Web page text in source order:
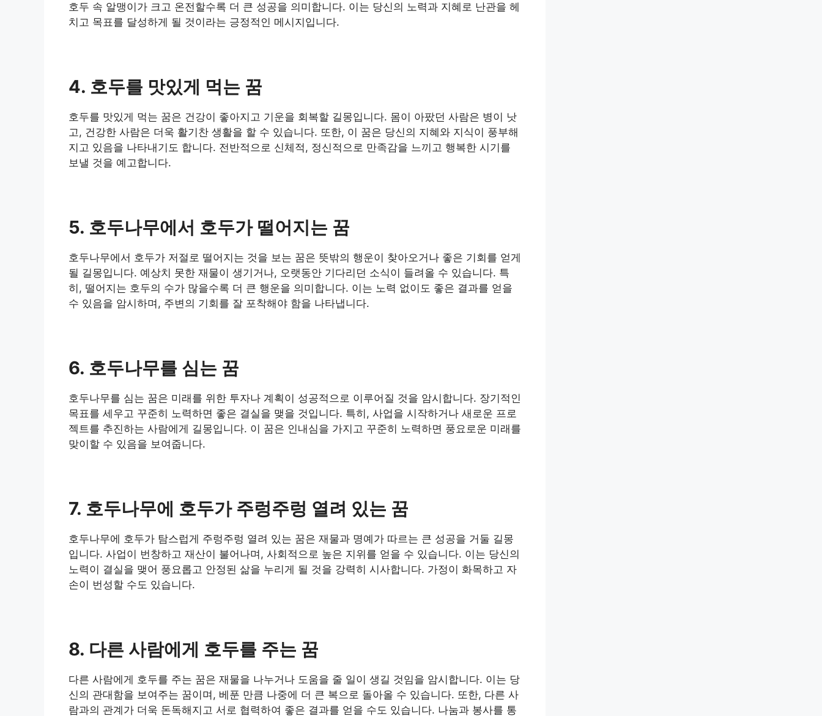
호두 속 알맹이가 크고 온전할수록 더 큰 성공을 의미합니다. 이는 당신의 노력과 지혜로 난관을 헤
치고 목표를 달성하게 될 것이라는 긍정적인 메시지입니다.
4. 호두를 맛있게 먹는 꿈
​호두를 맛있게 먹는 꿈은 건강이 좋아지고 기운을 회복할 길몽입니다. 몸이 아팠던 사람은 병이 낫
고, 건강한 사람은 더욱 활기찬 생활을 할 수 있습니다. 또한, 이 꿈은 당신의 지혜와 지식이 풍부해
지고 있음을 나타내기도 합니다. 전반적으로 신체적, 정신적으로 만족감을 느끼고 행복한 시기를
보낼 것을 예고합니다.
5. 호두나무에서 호두가 떨어지는 꿈
​호두나무에서 호두가 저절로 떨어지는 것을 보는 꿈은 뜻밖의 행운이 찾아오거나 좋은 기회를 얻게
될 길몽입니다. 예상치 못한 재물이 생기거나, 오랫동안 기다리던 소식이 들려올 수 있습니다. 특
히, 떨어지는 호두의 수가 많을수록 더 큰 행운을 의미합니다. 이는 노력 없이도 좋은 결과를 얻을
수 있음을 암시하며, 주변의 기회를 잘 포착해야 함을 나타냅니다.
​6. 호두나무를 심는 꿈
​호두나무를 심는 꿈은 미래를 위한 투자나 계획이 성공적으로 이루어질 것을 암시합니다. 장기적인
목표를 세우고 꾸준히 노력하면 좋은 결실을 맺을 것입니다. 특히, 사업을 시작하거나 새로운 프로
젝트를 추진하는 사람에게 길몽입니다. 이 꿈은 인내심을 가지고 꾸준히 노력하면 풍요로운 미래를
맞이할 수 있음을 보여줍니다.
7. 호두나무에 호두가 주렁주렁 열려 있는 꿈
​호두나무에 호두가 탐스럽게 주렁주렁 열려 있는 꿈은 재물과 명예가 따르는 큰 성공을 거둘 길몽
입니다. 사업이 번창하고 재산이 불어나며, 사회적으로 높은 지위를 얻을 수 있습니다. 이는 당신의
노력이 결실을 맺어 풍요롭고 안정된 삶을 누리게 될 것을 강력히 시사합니다. 가정이 화목하고 자
손이 번성할 수도 있습니다.
8. 다른 사람에게 호두를 주는 꿈
​다른 사람에게 호두를 주는 꿈은 재물을 나누거나 도움을 줄 일이 생길 것임을 암시합니다. 이는 당
신의 관대함을 보여주는 꿈이며, 베푼 만큼 나중에 더 큰 복으로 돌아올 수 있습니다. 또한, 다른 사
람과의 관계가 더욱 돈독해지고 서로 협력하여 좋은 결과를 얻을 수도 있습니다. 나눔과 봉사를 통